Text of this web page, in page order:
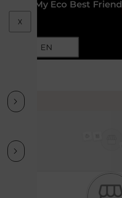
My Eco Best Friend
EN
X